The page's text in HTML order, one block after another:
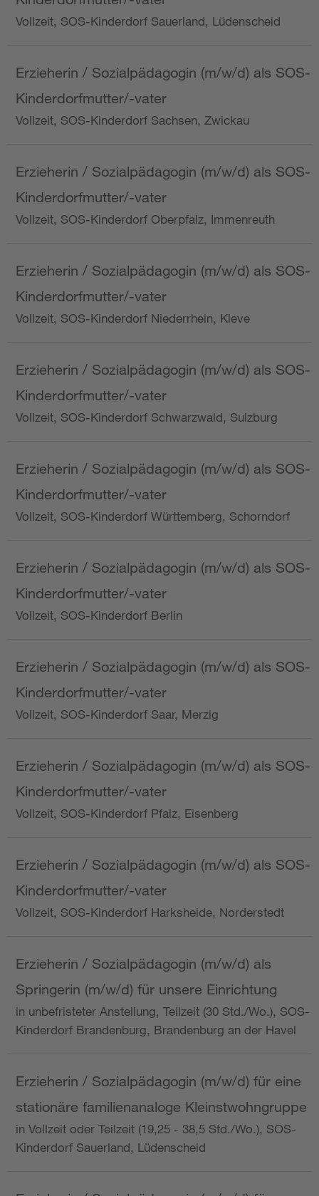
Vollzeit, SOS-Kinderdorf Sauerland, Lüdenscheid
Erzieherin / Sozialpädagogin (m/w/d) als SOS-
Kinderdorfmutter/-vater
Vollzeit, SOS-Kinderdorf Sachsen, Zwickau
Erzieherin / Sozialpädagogin (m/w/d) als SOS-
Kinderdorfmutter/-vater
Vollzeit, SOS-Kinderdorf Oberpfalz, Immenreuth
Erzieherin / Sozialpädagogin (m/w/d) als SOS-
Kinderdorfmutter/-vater
Vollzeit, SOS-Kinderdorf Niederrhein, Kleve
Erzieherin / Sozialpädagogin (m/w/d) als SOS-
Kinderdorfmutter/-vater
Vollzeit, SOS-Kinderdorf Schwarzwald, Sulzburg
Erzieherin / Sozialpädagogin (m/w/d) als SOS-
Kinderdorfmutter/-vater
Vollzeit, SOS-Kinderdorf Württemberg, Schorndorf
Erzieherin / Sozialpädagogin (m/w/d) als SOS-
Kinderdorfmutter/-vater
Vollzeit, SOS-Kinderdorf Berlin
Erzieherin / Sozialpädagogin (m/w/d) als SOS-
Kinderdorfmutter/-vater
Vollzeit, SOS-Kinderdorf Saar, Merzig
Erzieherin / Sozialpädagogin (m/w/d) als SOS-
Kinderdorfmutter/-vater
Vollzeit, SOS-Kinderdorf Pfalz, Eisenberg
Erzieherin / Sozialpädagogin (m/w/d) als SOS-
Kinderdorfmutter/-vater
Vollzeit, SOS-Kinderdorf Harksheide, Norderstedt
Erzieherin / Sozialpädagogin (m/w/d) als
Springerin (m/w/d) für unsere Einrichtung
in unbefristeter Anstellung, Teilzeit (30 Std./Wo.), SOS-
Kinderdorf Brandenburg, Brandenburg an der Havel
Erzieherin / Sozialpädagogin (m/w/d) für eine
stationäre familienanaloge Kleinstwohngruppe
in Vollzeit oder Teilzeit (19,25 - 38,5 Std./Wo.), SOS-
Kinderdorf Sauerland, Lüdenscheid